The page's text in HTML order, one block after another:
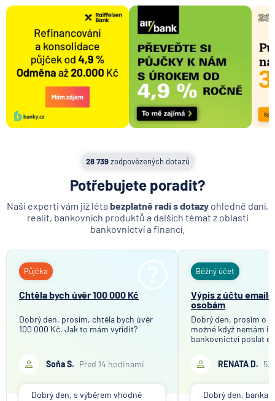
28 739zodpovězených dotazů
Potřebujete poradit?
Naši experti vám již léta bezplatně radí s dotazy ohledně daní,
realit, bankovních produktů a dalších témat z oblasti
bankovnictví a financí.
Půjčka
Chtěla bych úvěr 100 000 Kč
Dobrý den, prosím, chtěla bych úvěr
100 000 Kč. Jak to mám vyřídit?
Soňa S. Před 14 hodinami
Dobrý den, s výběrem vhodné
Běžný účet
Výpis z účtu
osobám
Dobrý den, prosím o
možné když nemám
bankovnictví poslat
společnosti, které
účelem ověření
RENATA D.
Dobrý den, banka